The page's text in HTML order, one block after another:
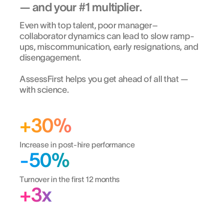
— and your #1 multiplier.
Even with top talent, poor manager–
collaborator dynamics can lead to slow ramp-
ups, miscommunication, early resignations, and
disengagement.
AssessFirst helps you get ahead of all that —
with science.
+30%
Increase in post-hire performance
-50%
Turnover in the first 12 months
+3x